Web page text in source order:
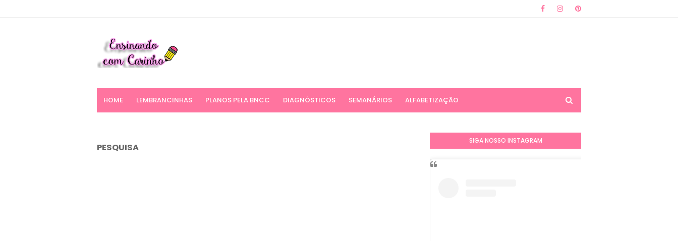
HOME LEMBRANCINHAS PLANOS PELA BNCC DIAGNÓSTICOS SEMANÁRIOS ALFABETIZAÇÃO
PESQUISA
SIGA NOSSO INSTAGRAM